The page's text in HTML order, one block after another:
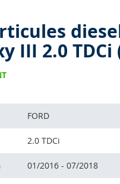
III 2.0 TDCi
FORD
2.0 TDCi
01/2016 - 07/2018